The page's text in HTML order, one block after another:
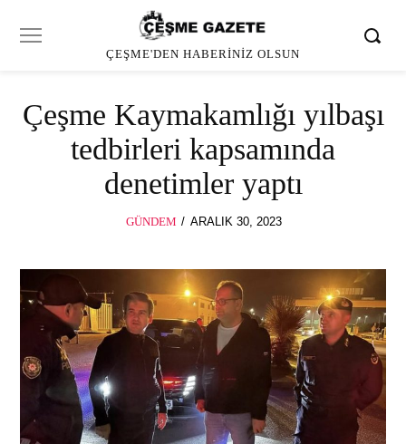
ÇEŞME'DEN HABERINIZ OLSUN
Çeşme Kaymakamlığı yılbaşı
tedbirleri kapsamında
denetimler yaptı
GÜNDEM
POSTED
ARALIK 30, 2023